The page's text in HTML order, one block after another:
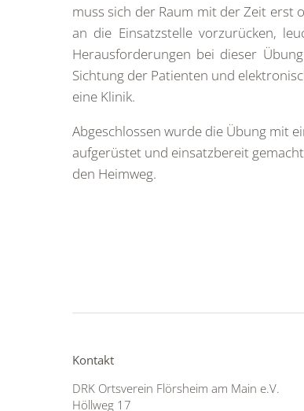
muss sich der Raum mit der Zeit erst
an die Einsatzstelle vorzurücken,
Herausforderungen bei dieser
Sichtung der Patienten und
eine Klinik.
Abgeschlossen wurde die Übung mit
aufgerüstet und einsatzbereit
den Heimweg.
Kontakt
DRK Ortsverein Flörsheim am Main e.V.
Höllweg 17